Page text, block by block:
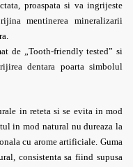
proaspata si va ingrijeste
mentinerea mineralizarii
de „Tooth-friendly tested” si
dentara poarta simbolul
in reteta si se evita in mod
in mod natural nu dureaza la
cu arome artificiale. Guma
consistenta sa fiind supusa